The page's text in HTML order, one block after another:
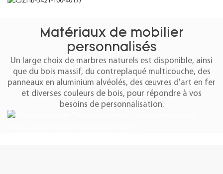
Matériaux de mobilier
personnalisés
Un large choix de marbres naturels est disponible, ainsi
que du bois massif, du contreplaqué multicouche, des
panneaux en aluminium alvéolés, des œuvres d'art en fer
et diverses couleurs de bois, pour répondre à vos
besoins de personnalisation.